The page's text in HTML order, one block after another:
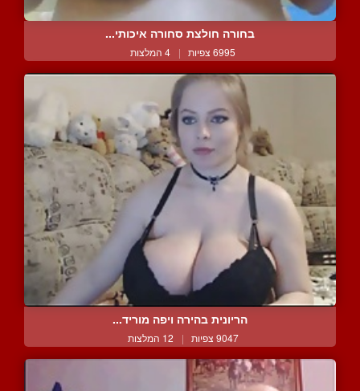
בחורה חולצת סחורה איכותי...
6995 צפיות | 4 המלצות
הריונית בהירה ויפה מוריד...
9047 צפיות | 12 המלצות